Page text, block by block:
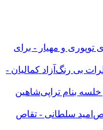
پوری و مهیار - برای
آزاد کمالیان -
شاهین
امید سلطانی - تقاص